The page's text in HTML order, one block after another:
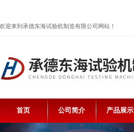
欢迎来到承德东海试验机制造有限公司网站！
首页 公司简介 产品展示